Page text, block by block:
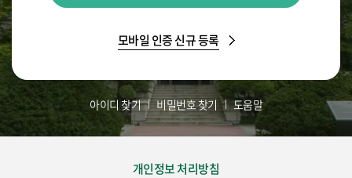
모바일 인증 신규 등록
아이디 찾기 비밀번호 찾기 도움말
개인정보 처리방침